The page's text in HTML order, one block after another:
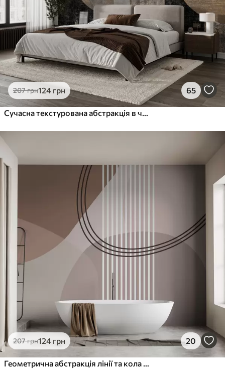
207грн124 грн 65
207грн124 грн 20